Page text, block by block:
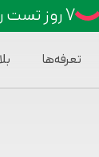
۷ روز تست رایگان
تعرفه‌ها